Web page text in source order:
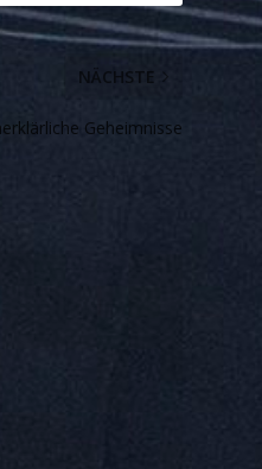
NÄCHSTE
Geheimnisse